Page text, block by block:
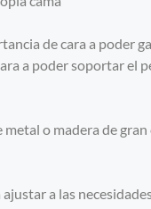
de cara a poder
a poder soportar el
o madera de
a las